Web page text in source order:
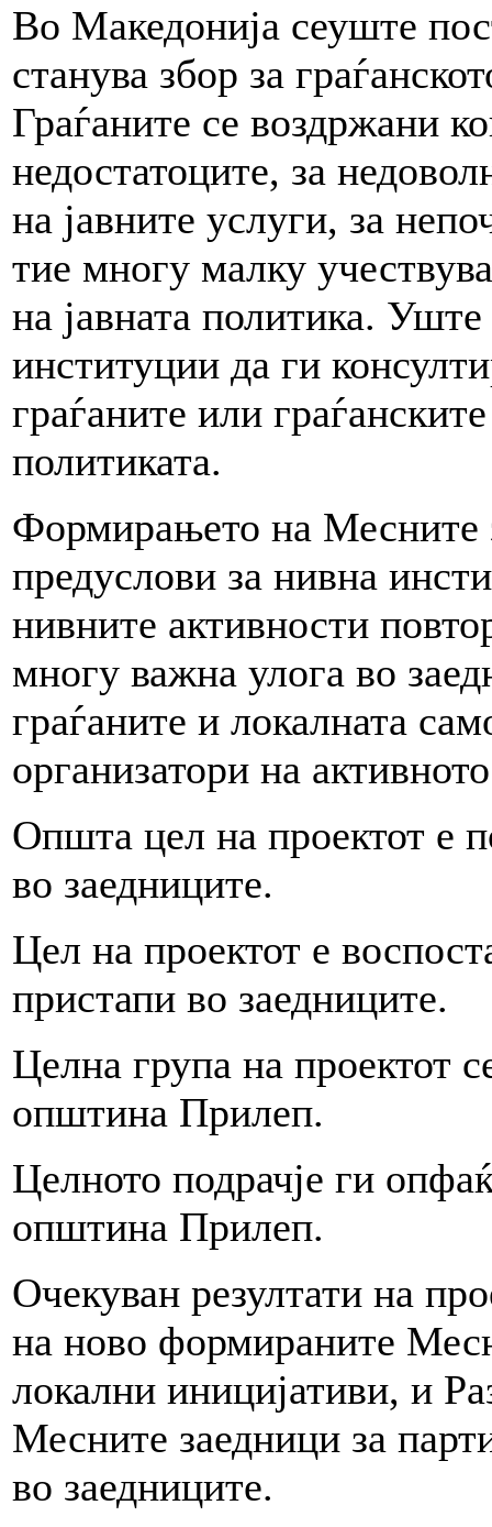
Во Македонија сеуште
станува збор за
Граѓаните се воздржани
недостатоците, за
на јавните услуги, за
тие многу малку
на јавната политика.
институции да ги
граѓаните или
политиката.
Формирањето на Месните
предуслови за нивна
нивните активности
многу важна улога во
граѓаните и локалната
организатори на
Општа цел на проектот е
во заедниците.
Цел на проектот е
пристапи во заедниците.
Целна група на проектот
општина Прилеп.
Целното подрачје ги
општина Прилеп.
Очекуван резултати на
на ново формираните
локални иницијативи, и
Месните заедници за
во заедниците.